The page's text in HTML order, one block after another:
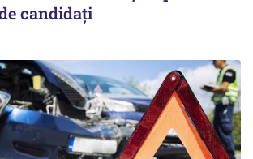
candidați